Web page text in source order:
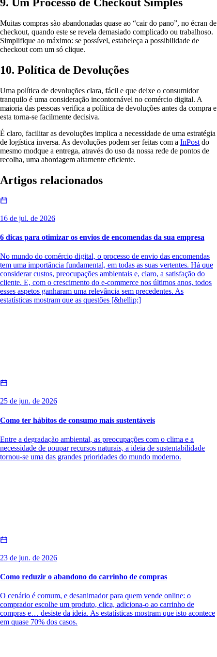
9. Um Processo de Checkout Simples
Muitas compras são abandonadas quase ao “cair do pano”, no écran de
checkout, quando este se revela demasiado complicado ou trabalhoso.
Simplifique ao máximo: se possível, estabeleça a possibilidade de
checkout com um só clique.
10. Política de Devoluções
Uma política de devoluções clara, fácil e que deixe o consumidor
tranquilo é uma consideração incontornável no comércio digital. A
maioria das pessoas verifica a política de devoluções antes da compra e
esta torna-se facilmente decisiva.
É claro, facilitar as devoluções implica a necessidade de uma estratégia
de logística inversa. As devoluções podem ser feitas com a InPost do
mesmo modque a entrega, através do uso da nossa rede de pontos de
recolha, uma abordagem altamente eficiente.
Artigos relacionados
16 de jul. de 2026
6 dicas para otimizar os envios de encomendas da sua empresa
No mundo do comércio digital, o processo de envio das encomendas
tem uma importância fundamental, em todas as suas vertentes. Há que
considerar custos, preocupações ambientais e, claro, a satisfação do
cliente. E, com o crescimento do e-commerce nos últimos anos, todos
esses aspetos ganharam uma relevância sem precedentes. As
estatísticas mostram que as questões [&hellip;]
25 de jun. de 2026
Como ter hábitos de consumo mais sustentáveis
Entre a degradação ambiental, as preocupações com o clima e a
necessidade de poupar recursos naturais, a ideia de sustentabilidade
tornou-se uma das grandes prioridades do mundo moderno.
23 de jun. de 2026
Como reduzir o abandono do carrinho de compras
O cenário é comum, e desanimador para quem vende online: o
comprador escolhe um produto, clica, adiciona-o ao carrinho de
compras e… desiste da ideia. As estatísticas mostram que isto acontece
em quase 70% dos casos.